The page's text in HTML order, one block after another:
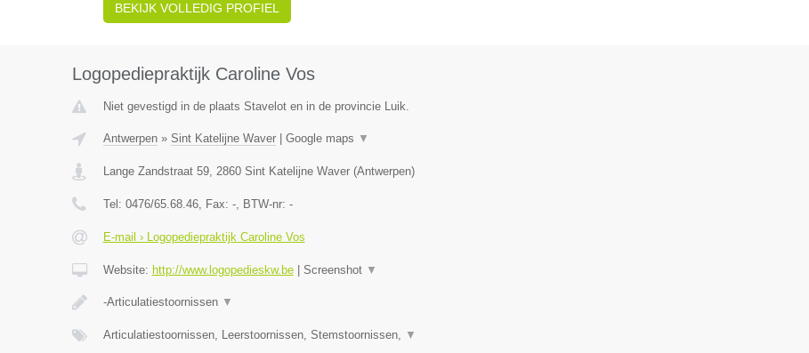
BEKIJK VOLLEDIG PROFIEL
Logopediepraktijk Caroline Vos
Niet gevestigd in de plaats Stavelot en in de provincie Luik.
Antwerpen» Sint Katelijne Waver| Google maps ▼
Lange Zandstraat 59, 2860 Sint Katelijne Waver(Antwerpen)
Tel: 0476/65.68.46, Fax: -, BTW-nr: -
E-mail › Logopediepraktijk Caroline Vos
Website: http://www.logopedieskw.be| Screenshot ▼
-Articulatiestoornissen ▼
Articulatiestoornissen, Leerstoornissen, Stemstoornissen, ▼